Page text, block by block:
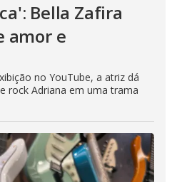
Bella Zafira
amor e
no YouTube, a atriz dá
rock Adriana em uma trama